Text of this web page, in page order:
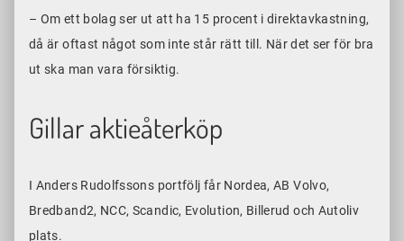
– Om ett bolag ser ut att ha 15 procent i direktavkastning,
då är oftast något som inte står rätt till. När det ser för bra
ut ska man vara försiktig.
Gillar aktieåterköp
I Anders Rudolfssons portfölj får Nordea, AB Volvo,
Bredband2, NCC, Scandic, Evolution, Billerud och Autoliv
plats.